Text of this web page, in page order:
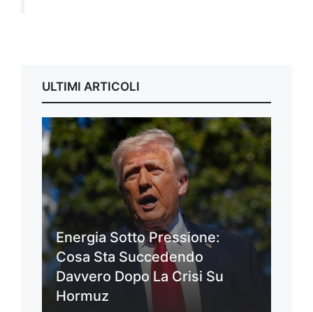
ULTIMI ARTICOLI
Energia Sotto Pressione:
Cosa Sta Succedendo
Davvero Dopo La Crisi Su
Hormuz